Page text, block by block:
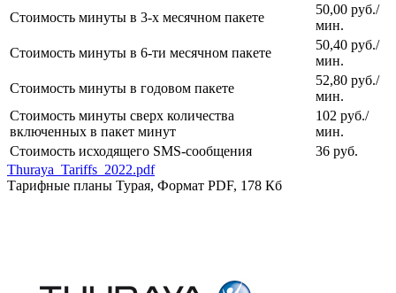
Стоимость минуты в 3-х месячном пакете
50,00 руб./
мин.
Стоимость минуты в 6-ти месячном пакете
50,40 руб./
мин.
Стоимость минуты в годовом пакете
52,80 руб./
мин.
Стоимость минуты сверх количества
включенных в пакет минут
102 руб./
мин.
Стоимость исходящего SMS-сообщения
36 руб.
Thuraya_Tariffs_2022.pdf
Тарифные планы Турая, Формат PDF, 178 Кб